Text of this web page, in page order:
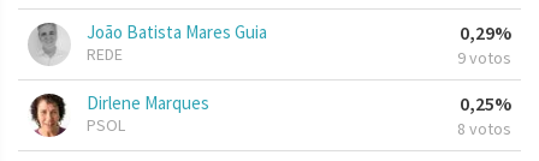
João Batista Mares Guia
REDE
0,29%
9 votos
Dirlene Marques
PSOL
0,25%
8 votos